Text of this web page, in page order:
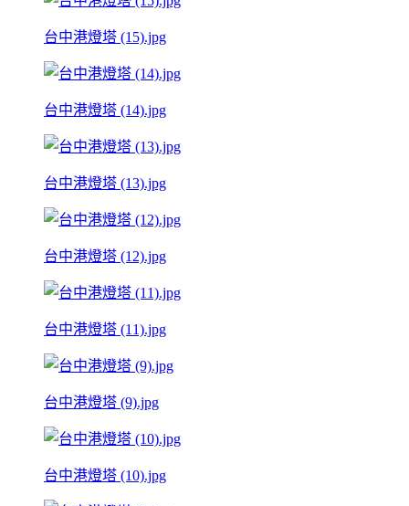
台中港燈塔 (15).jpg
台中港燈塔 (14).jpg
台中港燈塔 (13).jpg
台中港燈塔 (12).jpg
台中港燈塔 (11).jpg
台中港燈塔 (9).jpg
台中港燈塔 (10).jpg